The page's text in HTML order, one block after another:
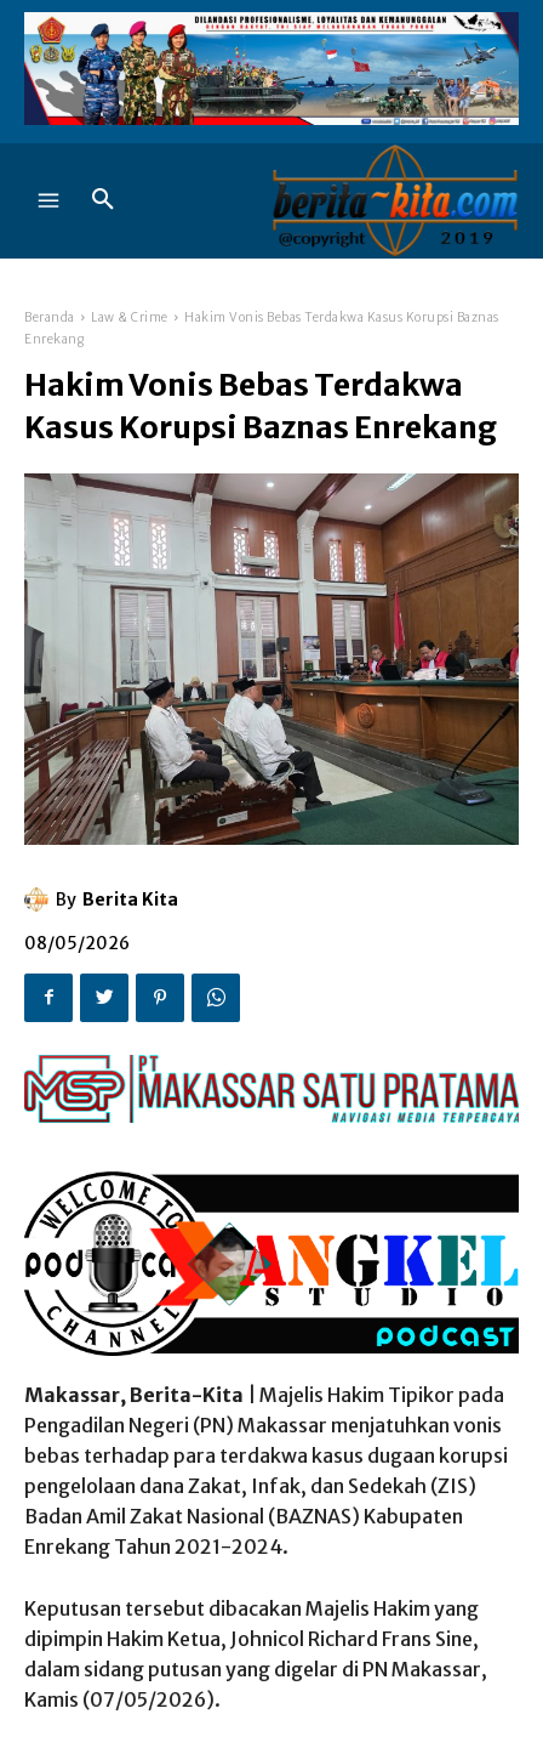
Beranda Law & Crime
Hakim Vonis Bebas Terdakwa Kasus Korupsi Baznas
Enrekang
Hakim Vonis Bebas Terdakwa
Kasus Korupsi Baznas Enrekang
By Berita Kita
08/05/2026
Makassar, Berita-Kita | Majelis Hakim Tipikor pada
Pengadilan Negeri (PN) Makassar menjatuhkan vonis
bebas terhadap para terdakwa kasus dugaan korupsi
pengelolaan dana Zakat, Infak, dan Sedekah (ZIS)
Badan Amil Zakat Nasional (BAZNAS) Kabupaten
Enrekang Tahun 2021-2024.
Keputusan tersebut dibacakan Majelis Hakim yang
dipimpin Hakim Ketua, Johnicol Richard Frans Sine,
dalam sidang putusan yang digelar di PN Makassar,
Kamis (07/05/2026).